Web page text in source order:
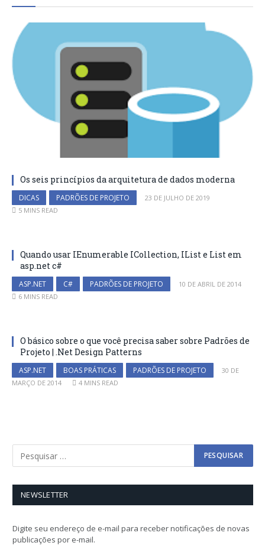
Os seis princípios da arquitetura de dados moderna
DICAS PADRÕES DE PROJETO
23 DE JULHO DE 2019
5 MINS READ
Quando usar IEnumerable ICollection, IList e List em
asp.net c#
ASP.NET C# PADRÕES DE PROJETO
10 DE ABRIL DE 2014
6 MINS READ
O básico sobre o que você precisa saber sobre Padrões de
Projeto | .Net Design Patterns
ASP.NET BOAS PRÁTICAS PADRÕES DE PROJETO
30 DE
MARÇO DE 2014
4 MINS READ
NEWSLETTER
Digite seu endereço de e-mail para receber notificações de novas
publicações por e-mail.